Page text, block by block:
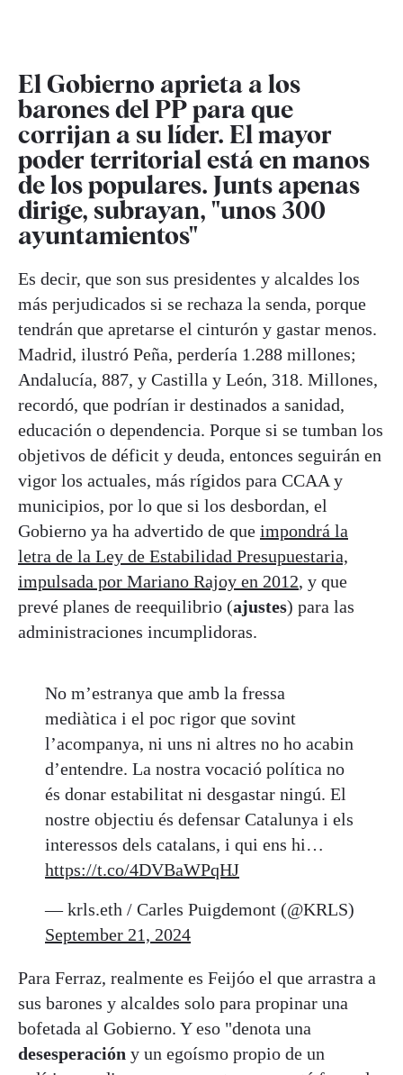
El Gobierno aprieta a los
barones del PP para que
corrijan a su líder. El mayor
poder territorial está en manos
de los populares. Junts apenas
dirige, subrayan, "unos 300
ayuntamientos"
Es decir, que son sus presidentes y alcaldes los
más perjudicados si se rechaza la senda, porque
tendrán que apretarse el cinturón y gastar menos.
Madrid, ilustró Peña, perdería 1.288 millones;
Andalucía, 887, y Castilla y León, 318. Millones,
recordó, que podrían ir destinados a sanidad,
educación o dependencia. Porque si se tumban los
objetivos de déficit y deuda, entonces seguirán en
vigor los actuales, más rígidos para CCAA y
municipios, por lo que si los desbordan, el
Gobierno ya ha advertido de que impondrá la
letra de la Ley de Estabilidad Presupuestaria,
impulsada por Mariano Rajoy en 2012, y que
prevé planes de reequilibrio (ajustes) para las
administraciones incumplidoras.
No m’estranya que amb la fressa
mediàtica i el poc rigor que sovint
l’acompanya, ni uns ni altres no ho acabin
d’entendre. La nostra vocació política no
és donar estabilitat ni desgastar ningú. El
nostre objectiu és defensar Catalunya i els
interessos dels catalans, i qui ens hi…
https://t.co/4DVBaWPqHJ
— krls.eth / Carles Puigdemont (@KRLS)
September 21, 2024
Para Ferraz, realmente es Feijóo el que arrastra a
sus barones y alcaldes solo para propinar una
bofetada al Gobierno. Y eso "denota una
desesperación y un egoísmo propio de un